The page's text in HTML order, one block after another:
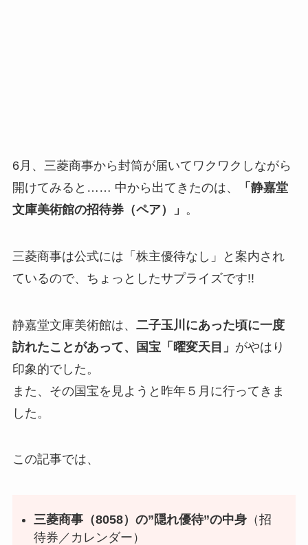
6月、三菱商事から封筒が届いてワクワクしながら
開けてみると…… 中から出てきたのは、
「静嘉堂
文庫美術館の招待券（ペア）」 。
三菱商事は公式には「株主優待なし」と案内され
ているので、ちょっとしたサプライズです!!
静嘉堂文庫美術館は、 二子玉川にあった頃に一度
訪れたことがあって、国宝「曜変天目」 がやはり
印象的でした。
また、その国宝を見ようと昨年５月に行ってきま
した。
この記事では、
三菱商事（8058）の”隠れ優待”の中身 （招
待券／カレンダー）